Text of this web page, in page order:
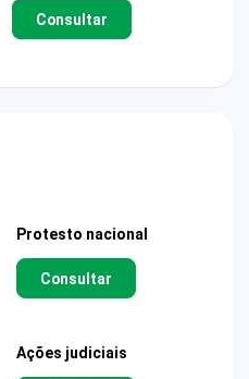
Consultar
Protesto nacional
Consultar
Ações judiciais